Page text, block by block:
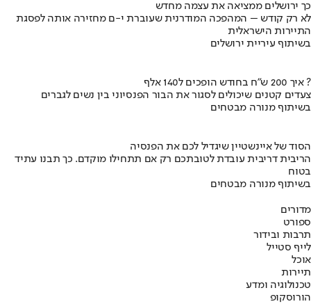
כך ירושלים ממציאה את עצמה מחדש
לא רק קודש – המהפכה המודרנית שעוברת י-ם מחזירה אותה לפסגת
התיירות הישראלית
בשיתוף עיריית ירושלים
איך 200 ש"ח בחודש הופכים ל140 אלף ?
צעדים קטנים שיכולים לסגור את הבור הפנסיוני בין נשים לגברים
בשיתוף מנורה מבטחים
הסוד של איינשטיין שיגדיל לכם את הפנסיה
הריבית דריבית עובדת לטובתכם רק אם תתחילו מוקדם. כך תבנו עתיד
בטוח
בשיתוף מנורה מבטחים
מדורים
ספורט
תרבות ובידור
לייף סטייל
אוכל
תיירות
טכנולוגיה ומדע
הורוסקופ